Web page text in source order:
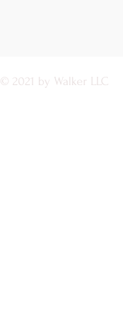
© 2021 by Walker LLC